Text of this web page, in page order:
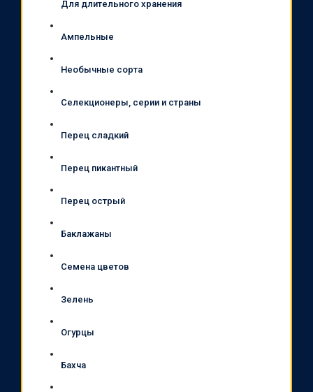
Для длительного хранения
Ампельные
Необычные сорта
Селекционеры, серии и страны
Перец сладкий
Перец пикантный
Перец острый
Баклажаны
Семена цветов
Зелень
Огурцы
Бахча